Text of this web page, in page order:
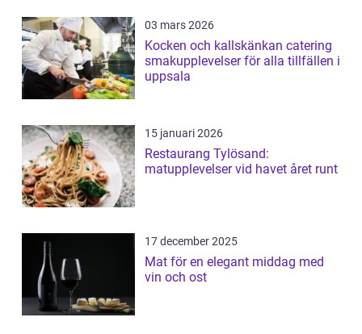
03 mars 2026
Kocken och kallskänkan catering
smakupplevelser för alla tillfällen i
uppsala
15 januari 2026
Restaurang Tylösand:
matupplevelser vid havet året runt
17 december 2025
Mat för en elegant middag med
vin och ost